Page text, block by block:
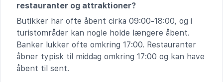
restauranter og attraktioner?
Butikker har ofte åbent cirka 09:00-18:00, og i
turistområder kan nogle holde længere åbent.
Banker lukker ofte omkring 17:00. Restauranter
åbner typisk til middag omkring 17:00 og kan have
åbent til sent.